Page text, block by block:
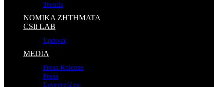
Trends
ΝΟΜΙΚΑ ΖΗΤΗΜΑΤΑ
CSIi LAB
Έρευνες
MEDIA
Press Release
Press
Συνεντεύξεις